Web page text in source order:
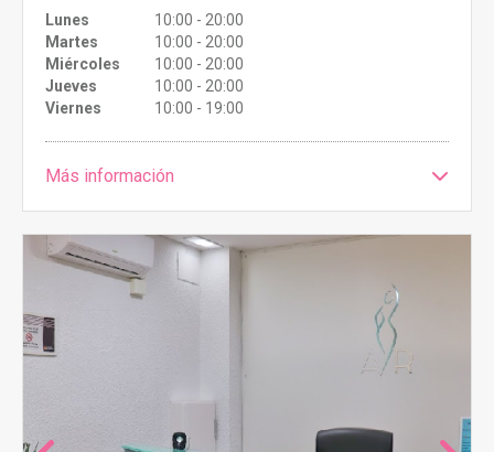
Lunes
10:00 - 20:00
Martes
10:00 - 20:00
Miércoles
10:00 - 20:00
Jueves
10:00 - 20:00
Viernes
10:00 - 19:00
Más información